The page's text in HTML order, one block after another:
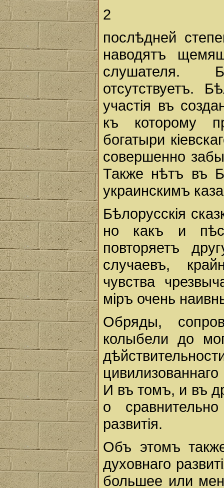
2
послѣдней
наводятъ
слушателя.
отсутствуетъ.
участiя въ
къ которому
богатыри
совершенно
Также нѣтъ въ
украинскимъ
Бѣлорусскiя
но какъ и
повторяетъ
случаевъ,
чувства
мiръ очень
Обряды,
колыбели до
И въ томъ, и въ
о
развитiя.
Объ этомъ
духовнаго
большее или